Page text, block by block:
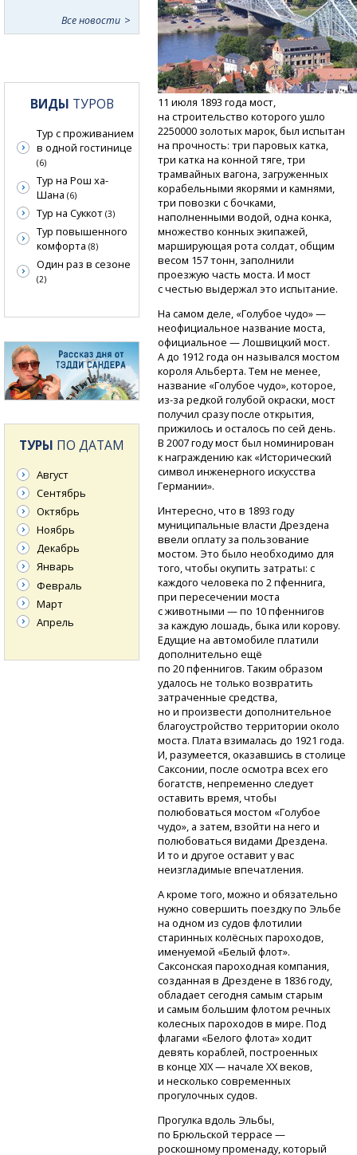
11 июля 1893 года мост,
на строительство которого ушло
2250000 золотых марок, был испытан
на прочность: три паровых катка,
три катка на конной тяге, три
трамвайных вагона, загруженных
корабельными якорями и камнями,
три повозки с бочками,
наполненными водой, одна конка,
множество конных экипажей,
марширующая рота солдат, общим
весом 157 тонн, заполнили
проезжую часть моста. И мост
с честью выдержал это испытание.
На самом деле, «Голубое чудо» —
неофициальное название моста,
официальное — Лошвицкий мост.
А до 1912 года он назывался мостом
короля Альберта. Тем не менее,
название «Голубое чудо», которое,
из-за редкой голубой окраски, мост
получил сразу после открытия,
прижилось и осталось по сей день.
В 2007 году мост был номинирован
к награждению как «Исторический
символ инженерного искусства
Германии».
Интересно, что в 1893 году
муниципальные власти Дрездена
ввели оплату за пользование
мостом. Это было необходимо для
того, чтобы окупить затраты: с
каждого человека по 2 пфеннига,
при пересечении моста
с животными — по 10 пфеннигов
за каждую лошадь, быка или корову.
Едущие на автомобиле платили
дополнительно ещё
по 20 пфеннигов. Таким образом
удалось не только возвратить
затраченные средства,
но и произвести дополнительное
благоустройство территории около
моста. Плата взималась до 1921 года.
И, разумеется, оказавшись в столице
Саксонии, после осмотра всех его
богатств, непременно следует
оставить время, чтобы
полюбоваться мостом «Голубое
чудо», а затем, взойти на него и
полюбоваться видами Дрездена.
И то и другое оставит у вас
неизгладимые впечатления.
А кроме того, можно и обязательно
нужно совершить поездку по Эльбе
на одном из судов флотилии
старинных колёсных пароходов,
именуемой «Белый флот».
Саксонская пароходная компания,
созданная в Дрездене в 1836 году,
обладает сегодня самым старым
и самым большим флотом речных
колесных пароходов в мире. Под
флагами «Белого флота» ходит
девять кораблей, построенных
в конце XIX — начале XX веков,
и несколько современных
прогулочных судов.
Прогулка вдоль Эльбы,
по Брюльской террасе —
роскошному променаду, который
Все новости
ВИДЫ ТУРОВ
Тур с проживанием
в одной гостинице
(6)
Тур на Рош ха-
Шана (6)
Тур на Суккот (3)
Тур повышенного
комфорта (8)
Один раз в сезоне
(2)
ТУРЫ ПО ДАТАМ
Август
Сентябрь
Октябрь
Ноябрь
Декабрь
Январь
Февраль
Март
Апрель